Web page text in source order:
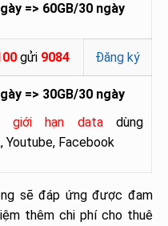
=> 60GB/30 ngày
gửi 9084 Đăng ký
=> 30GB/30 ngày
giới hạn datadùng
Youtube, Facebook
sẽ đáp ứng được đam
thêm chi phí cho thuê